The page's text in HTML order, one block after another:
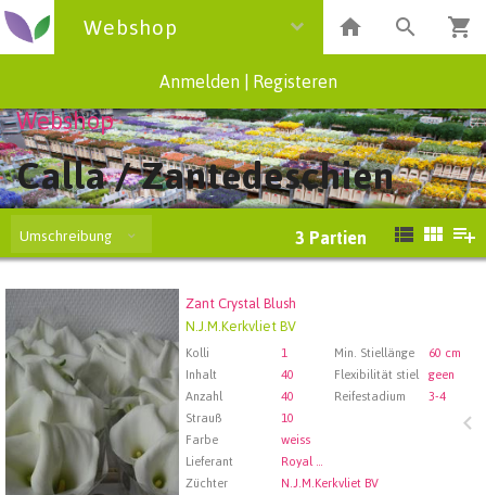
Webshop
Anmelden Registeren
Webshop
Calla / Zantedeschien
Umschreibung 3 Partien
Zant Crystal Blush
N.J.M.Kerkvliet BV
Kolli 1 Min. Stiellänge
60 cm
Inhalt
40 Flexibilität stiel
geen
Anzahl
40 Reifestadium
3-4
Strauß
10
Farbe
weiss
Lieferant
Royal FloraHolland Aalsmeer
Züchter
N.J.M.Kerkvliet BV
Zant Crystal Blush
Wählen Sie zuerst ein Abfartdatum.